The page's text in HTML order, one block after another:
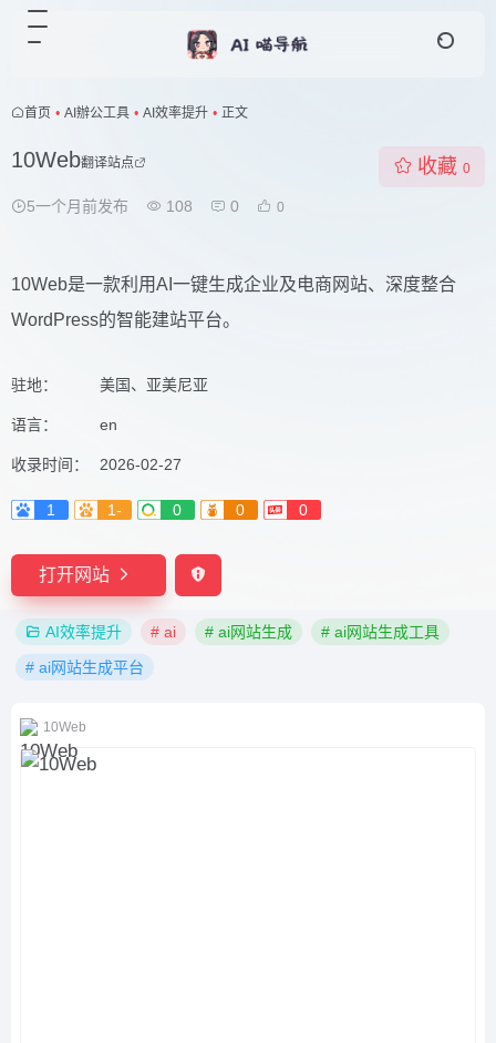
首页 • AI辦公工具 • AI效率提升 • 正文
10Web翻译站点
5一个月前发布 108 0 0
收藏 0
10Web是一款利用AI一键生成企业及电商网站、深度整合
WordPress的智能建站平台。
驻地： 美国、亚美尼亚
语言： en
收录时间： 2026-02-27
1 1- 0 0 0
打开网站
AI效率提升 # ai # ai网站生成
# ai网站生成工具
# ai网站生成平台
10Web